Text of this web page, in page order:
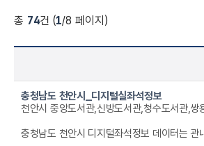
총 74건 (1/8 페이지)
충청남도 천안시_디지털실좌석정보
충청남도 천안시 디지털좌석정보 데이터는 관내 도서관의 좌석 현황과 운영 정보를 디지털 방식으로 제공하기 위해 구축된 자료입니다. 도서관명, 시도명, 시군구명, 도서